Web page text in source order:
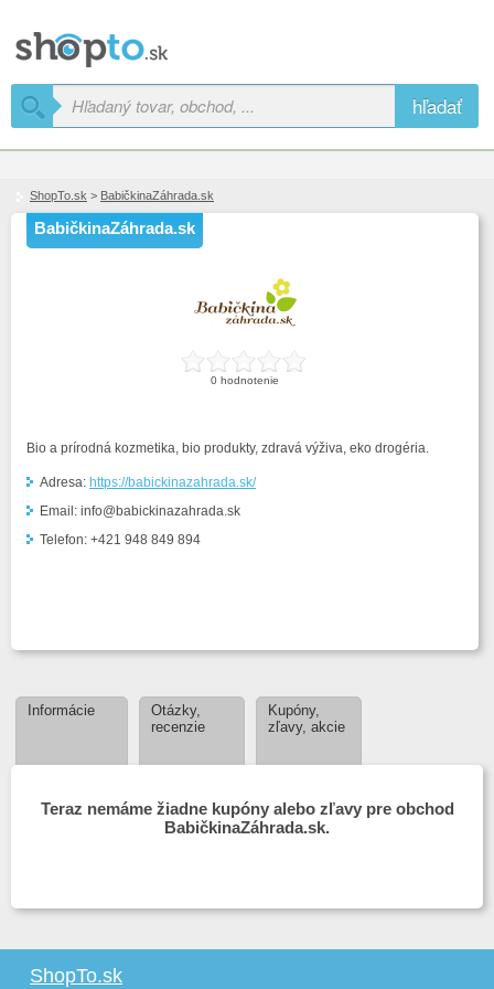
hľadať
ShopTo.sk > BabičkinaZáhrada.sk
BabičkinaZáhrada.sk
0 hodnotenie
Bio a prírodná kozmetika, bio produkty, zdravá výživa, eko drogéria.
Adresa: https://babickinazahrada.sk/
Email: info@babickinazahrada.sk
Telefon: +421 948 849 894
Informácie
Otázky,
recenzie
Kupóny,
zľavy, akcie
Teraz nemáme žiadne kupóny alebo zľavy pre obchod
BabičkinaZáhrada.sk.
ShopTo.sk